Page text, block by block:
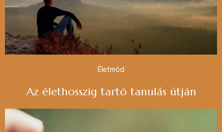
Életmód
Az élethosszig tartó tanulás útján